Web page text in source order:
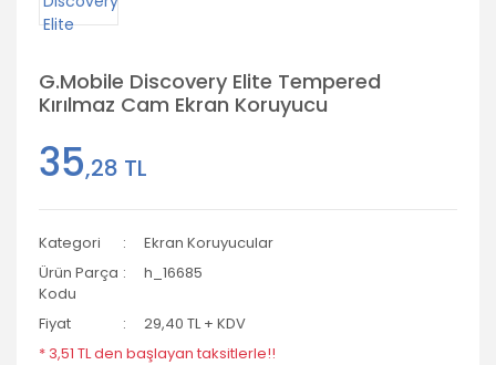
G.Mobile Discovery Elite Tempered
Kırılmaz Cam Ekran Koruyucu
35,28 TL
Kategori
Ekran Koruyucular
Ürün Parça
Kodu
h_16685
Fiyat
29,40 TL + KDV
* 3,51 TL den başlayan taksitlerle!!